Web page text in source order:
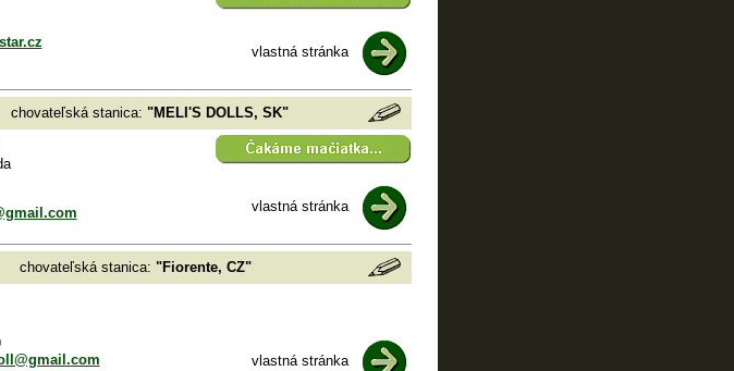
vlastná stránka
stanica: "MELI'S DOLLS, SK"
vlastná stránka
stanica: "Fiorente, CZ"
vlastná stránka